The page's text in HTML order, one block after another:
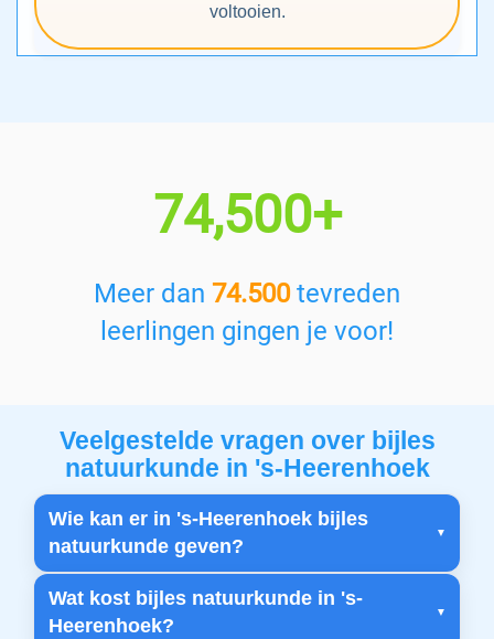
voltooien.
74,500+
Meer dan 74.500tevreden
leerlingen gingen je voor!
Veelgestelde vragen over bijles
natuurkunde in 's-Heerenhoek
Wie kan er in 's-Heerenhoek bijles
natuurkunde geven?
Wat kost bijles natuurkunde in 's-
Heerenhoek?